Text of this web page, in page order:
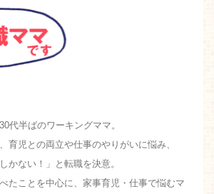
代半ばのワーキングママ。
育児との両立や仕事のやりがいに悩み、
かない！」と転職を決意。
たことを中心に、家事育児・仕事で悩むマ